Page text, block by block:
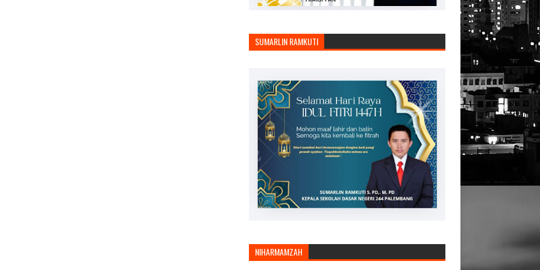
SUMARLIN RAMKUTI
NIHARMAMZAH